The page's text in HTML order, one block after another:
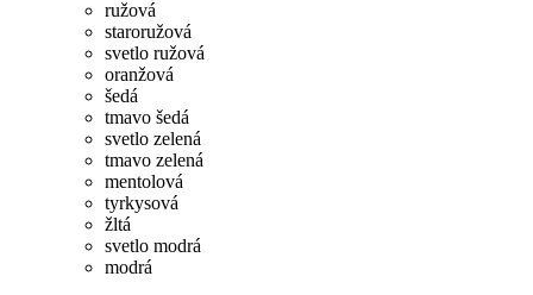
ružová
staroružová
svetlo ružová
oranžová
šedá
tmavo šedá
svetlo zelená
tmavo zelená
mentolová
tyrkysová
žltá
svetlo modrá
modrá